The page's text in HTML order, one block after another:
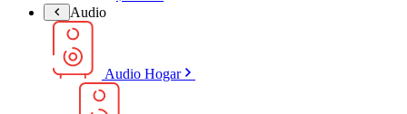
Audio
Audio Hogar